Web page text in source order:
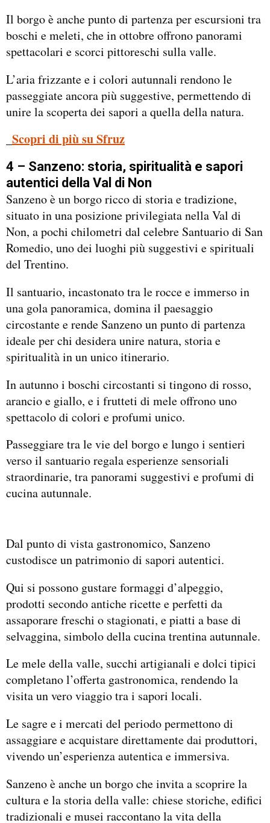
Il borgo è anche punto di partenza per escursioni tra
boschi e meleti, che in ottobre offrono panorami
spettacolari e scorci pittoreschi sulla valle.
L’aria frizzante e i colori autunnali rendono le
passeggiate ancora più suggestive, permettendo di
unire la scoperta dei sapori a quella della natura.
Scopri di più su Sfruz
4 – Sanzeno: storia, spiritualità e sapori
autentici della Val di Non
Sanzeno è un borgo ricco di storia e tradizione,
situato in una posizione privilegiata nella Val di
Non, a pochi chilometri dal celebre Santuario di San
Romedio, uno dei luoghi più suggestivi e spirituali
del Trentino.
Il santuario, incastonato tra le rocce e immerso in
una gola panoramica, domina il paesaggio
circostante e rende Sanzeno un punto di partenza
ideale per chi desidera unire natura, storia e
spiritualità in un unico itinerario.
In autunno i boschi circostanti si tingono di rosso,
arancio e giallo, e i frutteti di mele offrono uno
spettacolo di colori e profumi unico.
Passeggiare tra le vie del borgo e lungo i sentieri
verso il santuario regala esperienze sensoriali
straordinarie, tra panorami suggestivi e profumi di
cucina autunnale.
Dal punto di vista gastronomico, Sanzeno
custodisce un patrimonio di sapori autentici.
Qui si possono gustare formaggi d’alpeggio,
prodotti secondo antiche ricette e perfetti da
assaporare freschi o stagionati, e piatti a base di
selvaggina, simbolo della cucina trentina autunnale.
Le mele della valle, succhi artigianali e dolci tipici
completano l’offerta gastronomica, rendendo la
visita un vero viaggio tra i sapori locali.
Le sagre e i mercati del periodo permettono di
assaggiare e acquistare direttamente dai produttori,
vivendo un’esperienza autentica e immersiva.
Sanzeno è anche un borgo che invita a scoprire la
cultura e la storia della valle: chiese storiche, edifici
tradizionali e musei raccontano la vita della